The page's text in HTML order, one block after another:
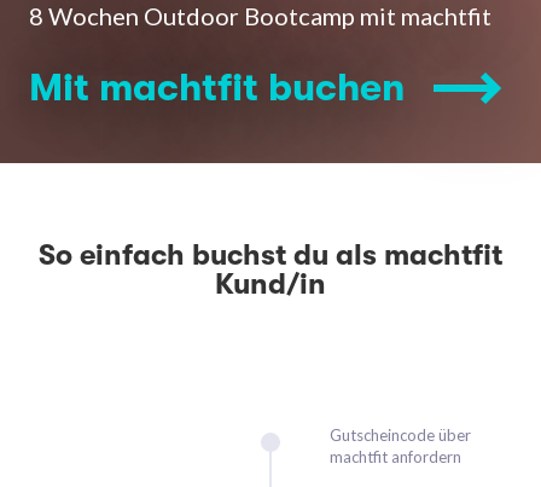
8 Wochen Outdoor Bootcamp mit machtfit
Mit machtfit buchen
So einfach buchst du als machtfit
Kund/in
Gutscheincode über
machtfit anfordern